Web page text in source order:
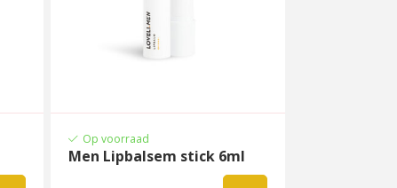
Op voorraad
Men Lipbalsem stick 6ml